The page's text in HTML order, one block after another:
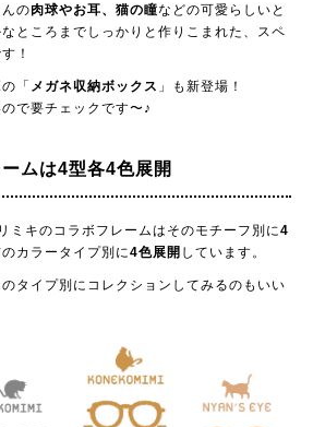
の肉球やお耳、猫の瞳などの可愛らしいと
ところまでしっかりと作りこまれた、スペ
！
「 メガネ収納ボックス 」も新登場！
で要チェックです〜♪
ムは4型各4色展開
ミキのコラボフレームはそのモチーフ別に4
カラータイプ別に4色展開 しています。
タイプ別にコレクションしてみるのもいい